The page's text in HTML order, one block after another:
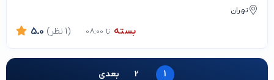
تهران
بسته تا 08:00 5.0 (1 نظر)
1
2 بعدی